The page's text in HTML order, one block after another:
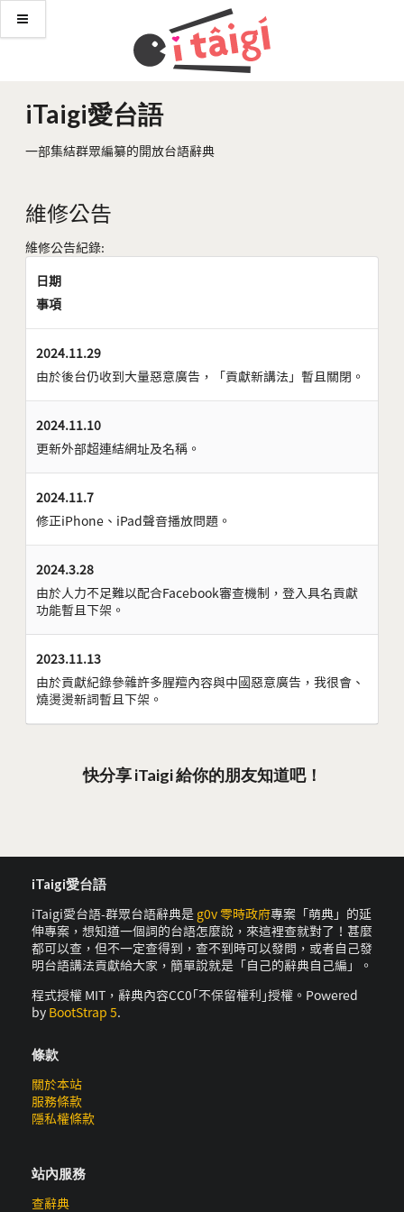
iTaigi愛台語
一部集結群眾編纂的開放台語辭典
維修公告
維修公告紀錄:
日期
事項
2024.11.29
由於後台仍收到大量惡意廣告，「貢獻新講法」暫且關閉。
2024.11.10
更新外部超連結網址及名稱。
2024.11.7
修正iPhone、iPad聲音播放問題。
2024.3.28
由於人力不足難以配合Facebook審查機制，登入具名貢獻
功能暫且下架。
2023.11.13
由於貢獻紀錄參雜許多腥羶內容與中國惡意廣告，我很會、
燒燙燙新詞暫且下架。
快分享 iTaigi 給你的朋友知道吧！
iTaigi愛台語
iTaigi愛台語-群眾台語辭典是 g0v 零時政府專案「萌典」的延
伸專案，想知道一個詞的台語怎麼說，來這裡查就對了！甚麼
都可以查，但不一定查得到，查不到時可以發問，或者自己發
明台語講法貢獻給大家，簡單說就是「自己的辭典自己編」。
程式授權 MIT，辭典內容CC0｢不保留權利｣授權。Powered
by BootStrap 5.
條款
關於本站
服務條款
隱私權條款
站內服務
查辭典